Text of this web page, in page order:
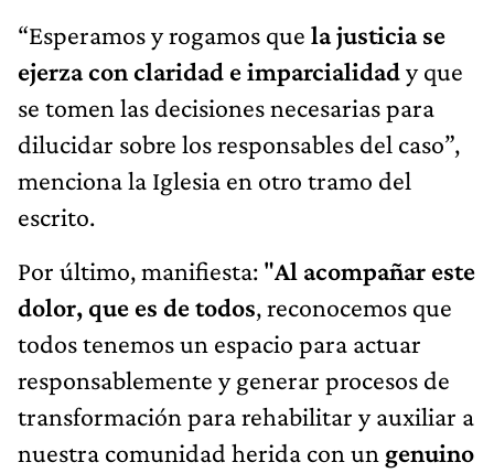
“Esperamos y rogamos que la justicia se
ejerza con claridad e imparcialidady que
se tomen las decisiones necesarias para
dilucidar sobre los responsables del caso”,
menciona la Iglesia en otro tramo del
escrito.
Por último, manifiesta: "Al acompañar este
dolor, que es de todos, reconocemos que
todos tenemos un espacio para actuar
responsablemente y generar procesos de
transformación para rehabilitar y auxiliar a
nuestra comunidad herida con un genuino